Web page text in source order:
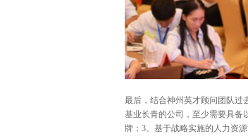
最后，结合神州英才顾问团队过
基业长青的公司，至少需要具备
牌；3、基于战略实施的人力资